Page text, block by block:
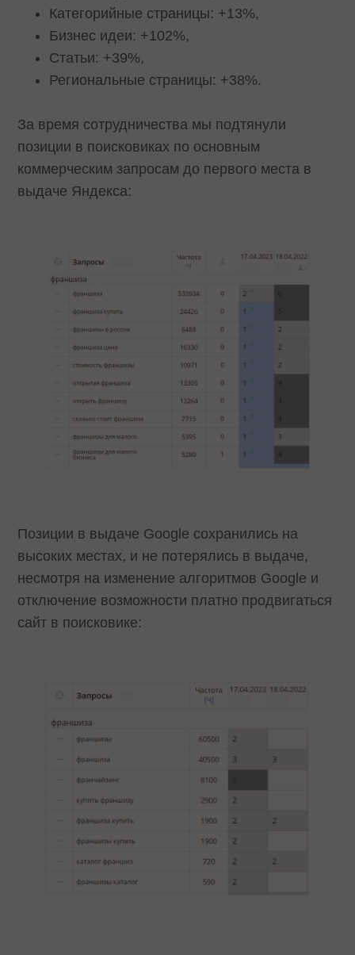
Категорийные страницы: +13%,
Бизнес идеи: +102%,
Статьи: +39%,
Региональные страницы: +38%.
За время сотрудничества мы подтянули
позиции в поисковиках по основным
коммерческим запросам до первого места в
выдаче Яндекса:
Позиции в выдаче Google сохранились на
высоких местах, и не потерялись в выдаче,
несмотря на изменение алгоритмов Google и
отключение возможности платно продвигаться
сайт в поисковике: